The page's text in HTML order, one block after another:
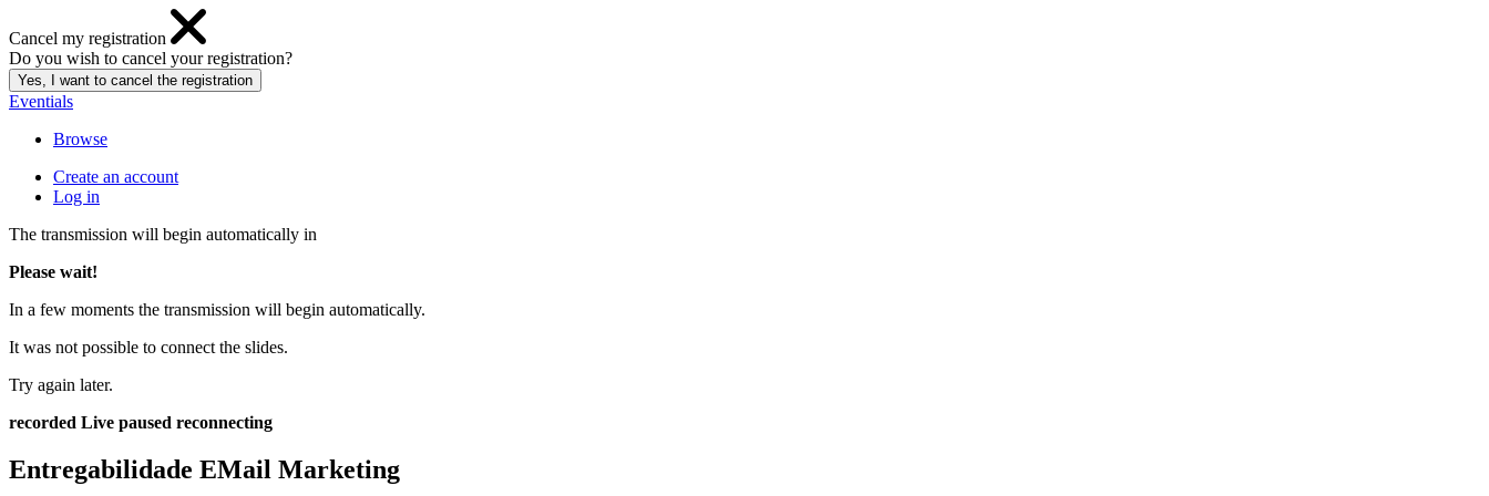
Cancel my registration
Do you wish to cancel your registration?
Eventials
Browse
Create an account
Log in
The transmission will begin automatically in
Please wait!
In a few moments the transmission will begin automatically.
It was not possible to connect the slides.
Try again later.
recorded Live paused reconnecting
Entregabilidade EMail Marketing